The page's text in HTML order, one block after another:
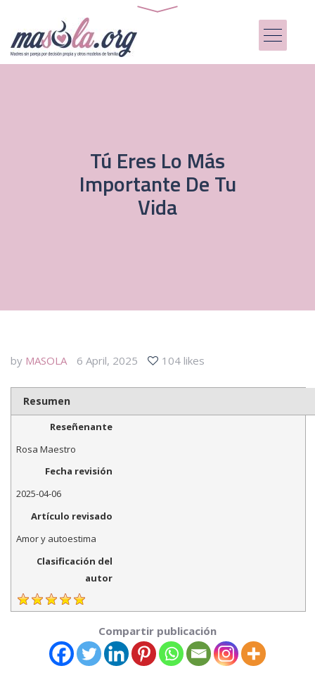
Tú Eres Lo Más
Importante De Tu
Vida
by MASOLA 6 April, 2025 104 likes
Resumen
Reseñenante
Rosa Maestro
Fecha revisión
2025-04-06
Artículo revisado
Amor y autoestima
Clasificación del
autor
Compartir publicación